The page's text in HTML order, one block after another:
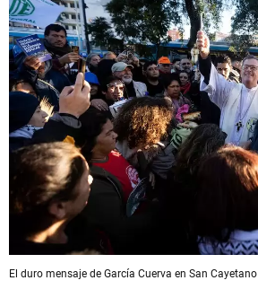
El duro mensaje de García Cuerva en San